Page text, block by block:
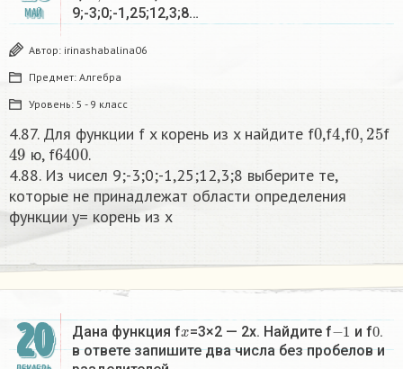
МАЙ
9;-3;0;-1,25;12,3;8…
Автор: irinashabalina06
Предмет: Алгебра
Уровень: 5 - 9 класс
4.87. Для функции f x корень из x найдите f0,f 4,f0 25f
49 ю, f6400.
4.88. Из чисел 9;-3;0;-1,25;12,3;8 выберите те,
которые не принадлежат области определения
функции у= корень из х​
20 Дана функция fx=3×2 — 2x. Найдите f−1 и f0.
в ответе запишите два числа без пробелов и